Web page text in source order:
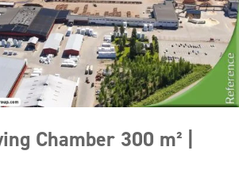
Chamber 300 m² |